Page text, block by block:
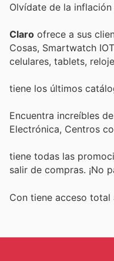
Olvídate de la
Claro ofrece a sus
Cosas, Smartwatch
celulares, tablets,
tiene los últimos
Encuentra increíbles
Electrónica, Centros
tiene todas las
salir de compras. ¡No
Con tiene acceso total